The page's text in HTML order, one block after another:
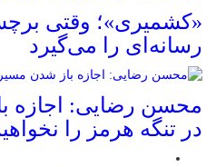
«کشمیری»؛ وقتی
رسانه‌ای را می‌گیرد
محسن رضایی: اجازه
در تنگه هرمز را